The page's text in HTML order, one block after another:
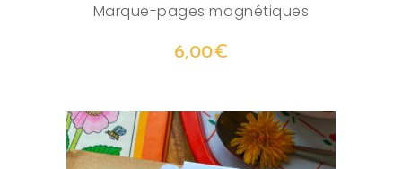
Marque-pages magnétiques
6,00€